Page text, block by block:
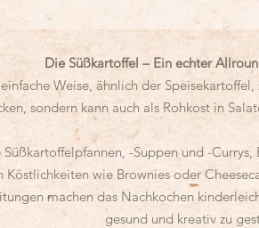
Die Süßkartoffel – Ein echter
Weise, ähnlich der
sondern kann auch als Rohkost in
-Suppen und -
Köstlichkeiten wie Brownies oder
machen das Nachkochen
gesund und kreativ zu